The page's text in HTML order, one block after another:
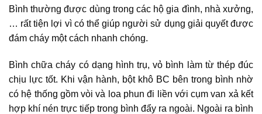
Bình thường được dùng trong các hộ gia đình, nhà xưởng,
… rất tiện lợi vì có thể giúp người sử dụng giải quyết được
đám cháy một cách nhanh chóng.
Bình chữa cháy có dạng hình trụ, vỏ bình làm từ thép đúc
chịu lực tốt. Khi vận hành, bột khô BC bên trong bình nhờ
có hệ thống gồm vòi và loa phun đi liền với cụm van xả kết
hợp khí nén trực tiếp trong bình đẩy ra ngoài. Ngoài ra bình